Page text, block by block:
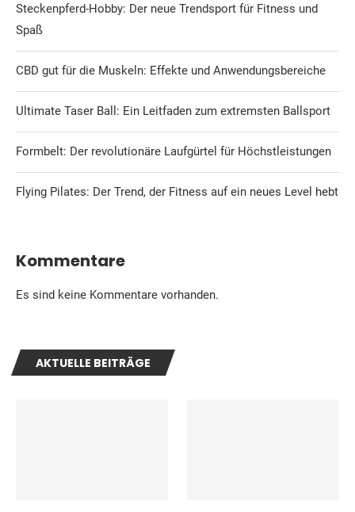
Steckenpferd-Hobby: Der neue Trendsport für Fitness und
Spaß
CBD gut für die Muskeln: Effekte und Anwendungsbereiche
Ultimate Taser Ball: Ein Leitfaden zum extremsten Ballsport
Formbelt: Der revolutionäre Laufgürtel für Höchstleistungen
Flying Pilates: Der Trend, der Fitness auf ein neues Level hebt
Kommentare
Es sind keine Kommentare vorhanden.
AKTUELLE BEITRÄGE